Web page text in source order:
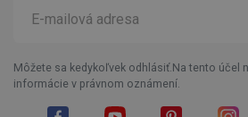
Môžete sa kedykoľvek odhlásiť.Na tento účel
informácie v právnom oznámení.